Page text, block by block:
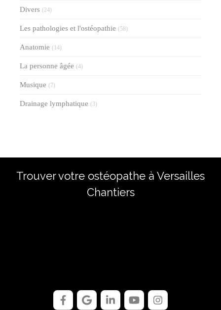
Divers (24)
Les pathologies et l'ostéopathie (58)
Anatomie (14)
La personne âgée (4)
Musique (7)
Drainage lymphatique (3)
Trouver votre ostéopathe à Versailles
Chantiers